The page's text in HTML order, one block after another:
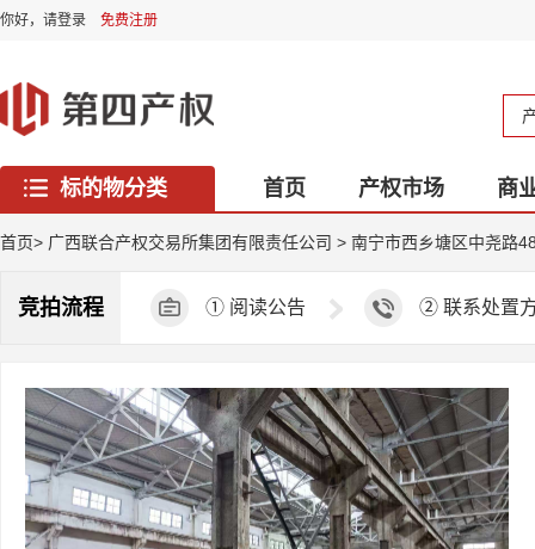
你好， 请登录 免费注册
标的物分类 首页 产权市场
商
西藏专区
首页> ⼴西联合产权交易所集团有限责任公司 > 南宁市西乡塘区中尧路
竞拍流程 ① 阅读公告 ② 联系处置